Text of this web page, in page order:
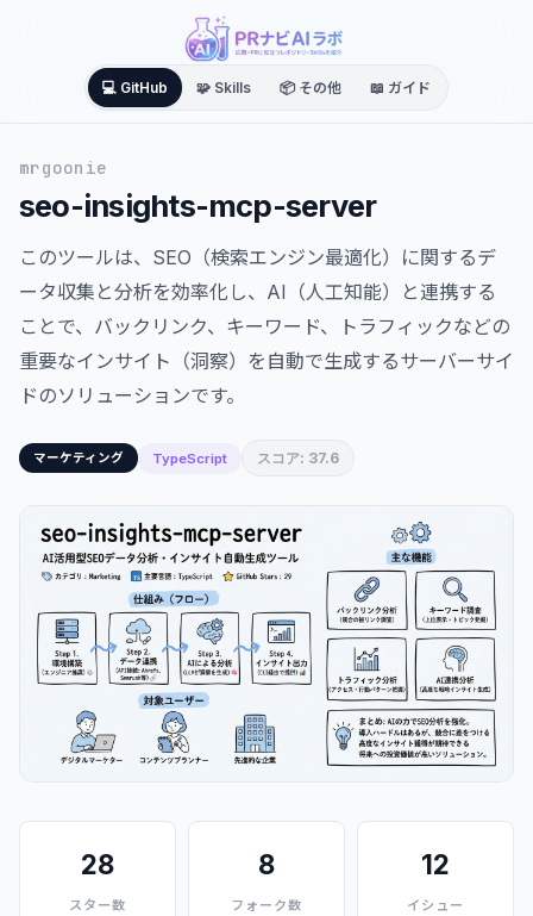
💻 GitHub 🧩 Skills 📦 その他 📖 ガイド
mrgoonie
seo-insights-mcp-server
このツールは、SEO（検索エンジン最適化）に関するデ
ータ収集と分析を効率化し、AI（人工知能）と連携する
ことで、バックリンク、キーワード、トラフィックなどの
重要なインサイト（洞察）を自動で生成するサーバーサイ
ドのソリューションです。
マーケティング TypeScript スコア: 37.6
28
スター数
8
フォーク数
12
イシュー